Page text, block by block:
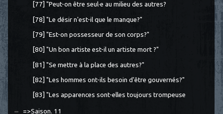
[77] "Peut-on être seul·e au milieu des autres?
[78] "Le désir n'est-il que le manque?"
[79] "Est-on possesseur de son corps?"
[80] "Un bon artiste est-il un artiste mort ?"
[81] "Se mettre à la place des autres?"
[82] "Les hommes ont-ils besoin d'être gouvernés?"
[83] "Les apparences sont-elles toujours trompeuse
=>Saison. 11